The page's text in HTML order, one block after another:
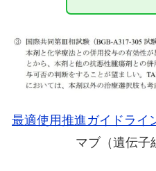
最適使用推進ガイドライ
マブ（遺伝子